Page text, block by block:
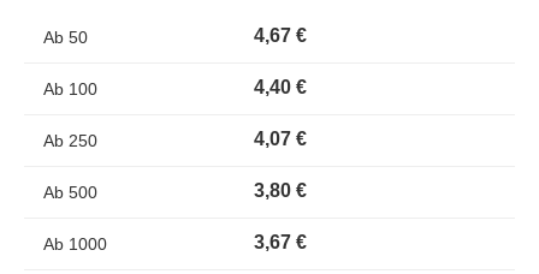
Ab 50 4,67 €
Ab 100 4,40 €
Ab 250 4,07 €
Ab 500 3,80 €
Ab 1000 3,67 €